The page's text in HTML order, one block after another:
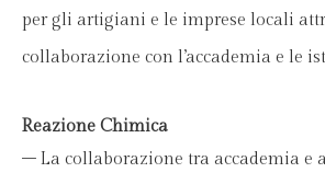
per gli artigiani e le imprese locali
collaborazione con l’accademia e le
Reazione Chimica
– La collaborazione tra accademia e